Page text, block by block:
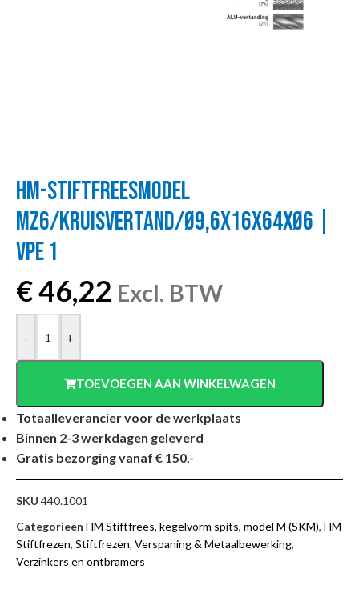
HM-STIFTFREESMODEL
MZ6/KRUISVERTAND/Ø9,6X16X64XØ6 |
VPE 1
€46,22 Excl. BTW
- +
TOEVOEGEN AAN WINKELWAGEN
Totaalleverancier voor de werkplaats
Binnen 2-3 werkdagen geleverd
Gratis bezorging vanaf € 150,-
SKU 440.1001
Categorieën HM Stiftfrees, kegelvorm spits, model M (SKM), HM
Stiftfrezen, Stiftfrezen, Verspaning & Metaalbewerking,
Verzinkers en ontbramers